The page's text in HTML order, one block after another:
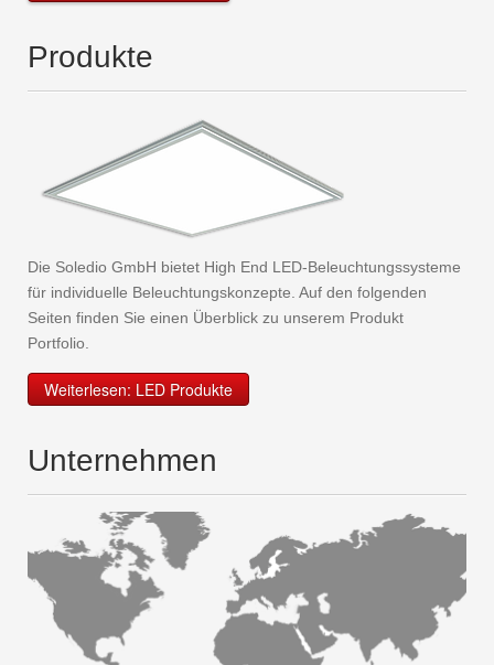
Produkte
Die Soledio GmbH bietet High End LED-Beleuchtungssysteme
für individuelle Beleuchtungskonzepte. Auf den folgenden
Seiten finden Sie einen Überblick zu unserem Produkt
Portfolio.
Weiterlesen: LED Produkte
Unternehmen